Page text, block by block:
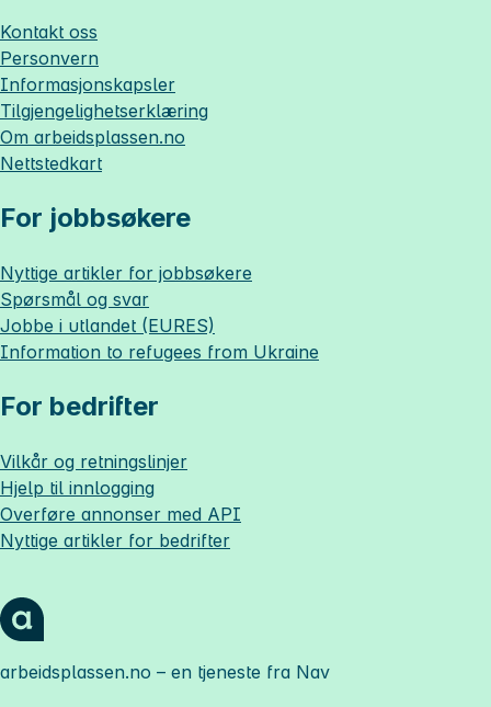
Kontakt oss
Personvern
Informasjonskapsler
Tilgjengelighetserklæring
Om arbeidsplassen.no
Nettstedkart
For jobbsøkere
Nyttige artikler for jobbsøkere
Spørsmål og svar
Jobbe i utlandet (EURES)
Information to refugees from Ukraine
For bedrifter
Vilkår og retningslinjer
Hjelp til innlogging
Overføre annonser med API
Nyttige artikler for bedrifter
arbeidsplassen.no – en tjeneste fra Nav